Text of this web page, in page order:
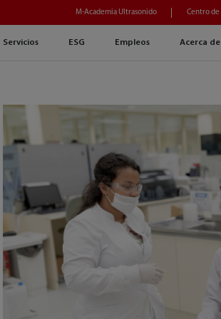
Servicios ESG Empleos Acerca
M-Academia Ultrasonido Centro de